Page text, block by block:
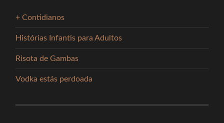
+ Contidianos
Histórias Infantis para Adultos
Risota de Gambas
Vodka estás perdoada